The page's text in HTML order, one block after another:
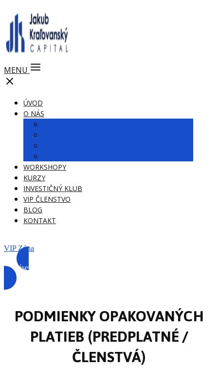
MENU
ÚVOD
O NÁS
WORKSHOPY
KURZY
INVESTIČNÝ KLUB
VIP ČLENSTVO
BLOG
KONTAKT
VIP Zóna
Prihlásenie
PODMIENKY OPAKOVANÝCH
PLATIEB (PREDPLATNÉ /
ČLENSTVÁ)